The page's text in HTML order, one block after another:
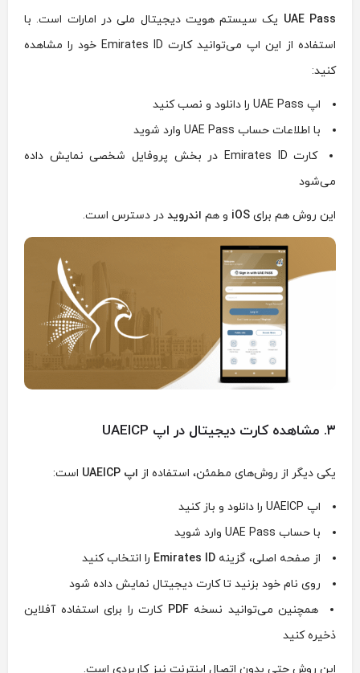
UAE Pass یک سیستم هویت دیجیتال ملی در امارات است. با
استفاده از این اپ می‌توانید کارت Emirates ID خود را مشاهده
کنید:
اپ UAE Pass را دانلود و نصب کنید
با اطلاعات حساب UAE Pass وارد شوید
کارت Emirates ID در بخش پروفایل شخصی نمایش داده
می‌شود
این روش هم برای iOS و هم اندروید در دسترس است.
۳. مشاهده کارت دیجیتال در اپ UAEICP
یکی دیگر از روش‌های مطمئن، استفاده از اپ UAEICP است:
اپ UAEICP را دانلود و باز کنید
با حساب UAE Pass وارد شوید
از صفحه اصلی، گزینه Emirates ID را انتخاب کنید
روی نام خود بزنید تا کارت دیجیتال نمایش داده شود
همچنین می‌توانید نسخهPDF کارت را برای استفاده آفلاین
ذخیره کنید
این روش حتی بدون اتصال اینترنت نیز کاربردی است.